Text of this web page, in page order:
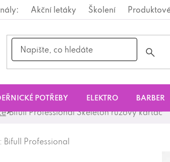
Akční letáky Školení
POTŘEBY ELEKTRO BARBER
Bifull Professional Skeleton růžový kartáč
Bifull Professional